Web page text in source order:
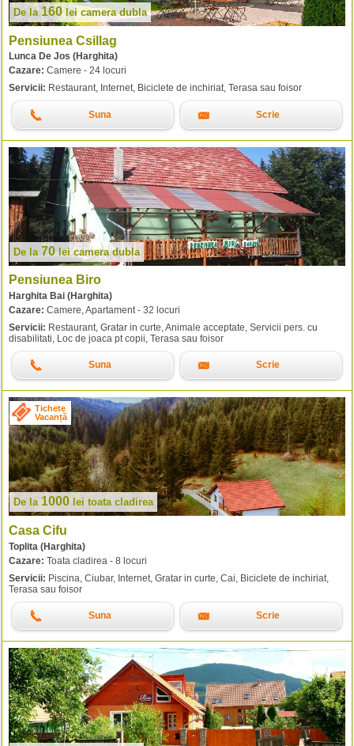
De la 160lei camera dubla
Pensiunea Csillag
Lunca De Jos (Harghita)
Cazare: Camere - 24 locuri
Servicii: Restaurant, Internet, Biciclete de inchiriat, Terasa sau foisor
Suna Scrie
De la 70 leicamera dubla
Pensiunea Biro
Harghita Bai (Harghita)
Cazare: Camere, Apartament - 32 locuri
Servicii: Restaurant, Gratar in curte, Animale acceptate, Servicii pers. cu
disabilitati, Loc de joaca pt copii, Terasa sau foisor
Suna Scrie
Tichete
Vacanță
De la 1000 lei toata cladirea
Casa Cifu
Toplita (Harghita)
Cazare: Toata cladirea - 8 locuri
Servicii: Piscina, Ciubar, Internet, Gratar in curte, Cai, Biciclete de inchiriat,
Terasa sau foisor
Suna Scrie